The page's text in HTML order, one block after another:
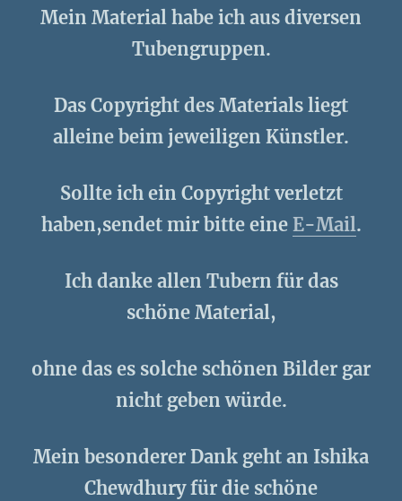
Mein Material habe ich aus diversen
Tubengruppen.
Das Copyright des Materials liegt
alleine beim jeweiligen Künstler.
Sollte ich ein Copyright verletzt
haben,sendet mir bitte eine E-Mail.
Ich danke allen Tubern für das
schöne Material,
ohne das es solche schönen Bilder gar
nicht geben würde.
Mein besonderer Dank geht an Ishika
Chewdhury für die schöne